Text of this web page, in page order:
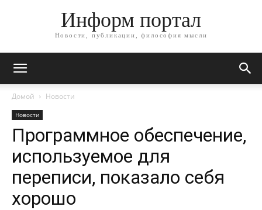
Информ портал
Новости, публикации, философия мысли
Домой Новости
Новости
Программное обеспечение,
используемое для
переписи, показало себя
хорошо